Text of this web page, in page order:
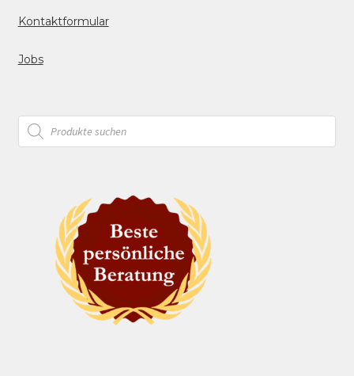
Kontaktformular
Jobs
Products
search